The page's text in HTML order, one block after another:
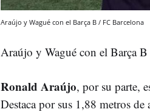
Araújo y Wagué con el Barça B / FC Barcelona
Araújo y Wagué con el Barça
Ronald Araújo, por su parte,
Destaca por sus 1,88 metros